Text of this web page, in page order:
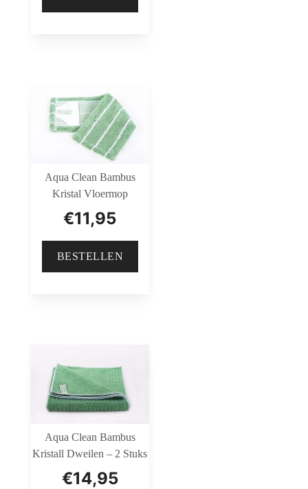
Aqua Clean Bambus
Kristal Vloermop
€11,95
BESTELLEN
Aqua Clean Bambus
Kristall Dweilen – 2 Stuks
€14,95